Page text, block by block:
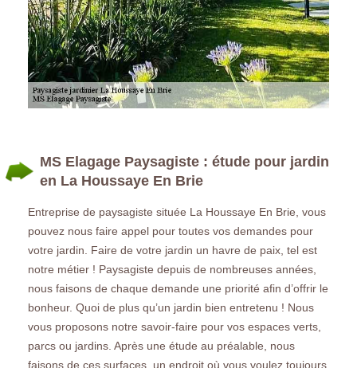
MS Elagage Paysagiste : étude pour jardin
en La Houssaye En Brie
Entreprise de paysagiste située La Houssaye En Brie, vous
pouvez nous faire appel pour toutes vos demandes pour
votre jardin. Faire de votre jardin un havre de paix, tel est
notre métier ! Paysagiste depuis de nombreuses années,
nous faisons de chaque demande une priorité afin d’offrir le
bonheur. Quoi de plus qu’un jardin bien entretenu ! Nous
vous proposons notre savoir-faire pour vos espaces verts,
parcs ou jardins. Après une étude au préalable, nous
faisons de ces surfaces, un endroit où vous voulez toujours